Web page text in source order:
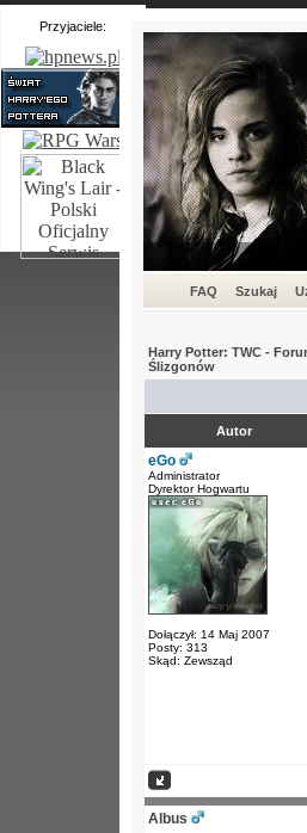
Przyjaciele:
FAQ Szukaj
Harry Potter: TWC -
Ślizgonów
Autor
eGo
Administrator
Dyrektor Hogwartu
Dołączył: 14 Maj 2007
Posty: 313
Skąd: Zewsząd
Albus